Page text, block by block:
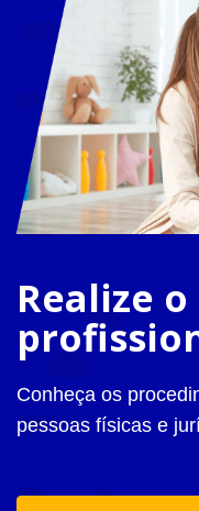
Realize
Conheça os
pessoas físicas e